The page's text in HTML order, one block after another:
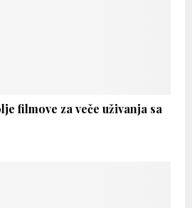
filmove za veče uživanja sa